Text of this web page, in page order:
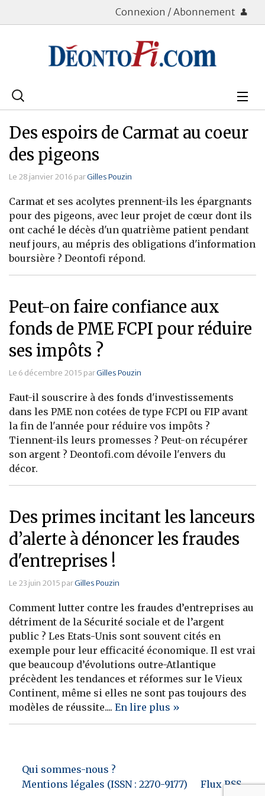
Connexion / Abonnement
Rechercher
Bourse
Placements
Assurance Vie
Patrimoine
Immobilier
Des espoirs de Carmat au coeur
des pigeons
Le 28 janvier 2016 parGilles Pouzin
Carmat et ses acolytes prennent-ils les épargnants
pour des pigeons, avec leur projet de cœur dont ils
ont caché le décès d'un quatrième patient pendant
neuf jours, au mépris des obligations d'information
boursière ? Deontofi répond.
Peut-on faire confiance aux
fonds de PME FCPI pour réduire
ses impôts ?
Le 6 décembre 2015 parGilles Pouzin
Faut-il souscrire à des fonds d'investissements
dans les PME non cotées de type FCPI ou FIP avant
la fin de l'année pour réduire vos impôts ?
Tiennent-ils leurs promesses ? Peut-on récupérer
son argent ? Deontofi.com dévoile l'envers du
décor.
Des primes incitant les lanceurs
d’alerte à dénoncer les fraudes
d'entreprises !
Le 23 juin 2015 parGilles Pouzin
Comment lutter contre les fraudes d’entreprises au
détriment de la Sécurité sociale et de l’argent
public ? Les Etats-Unis sont souvent cités en
exemple pour leur efficacité économique. Il est vrai
que beaucoup d’évolutions outre-Atlantique
précèdent les tendances et réformes sur le Vieux
Continent, même si elles ne sont pas toujours des
modèles de réussite.... En lire plus »
Qui sommes-nous ?
Mentions légales (ISSN : 2270-9177)
Flux RSS